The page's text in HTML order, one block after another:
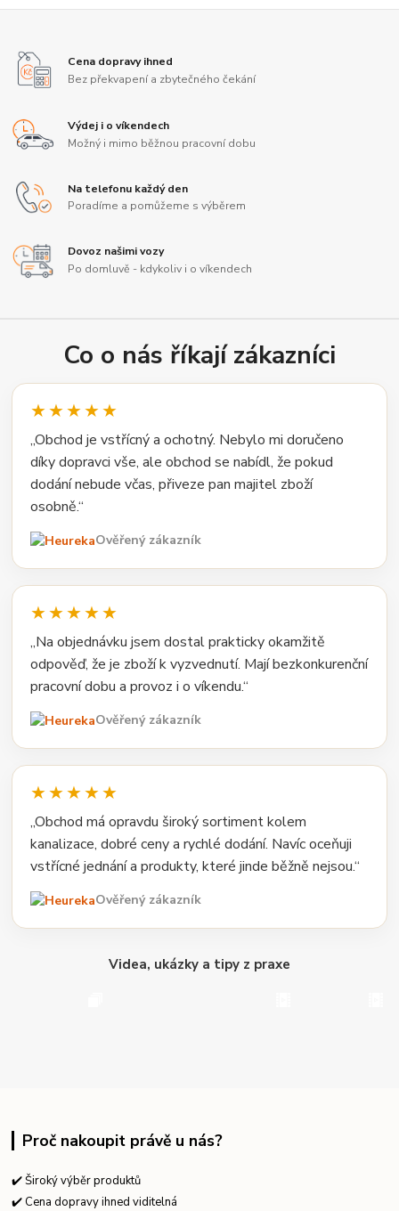
Cena dopravy ihned
Bez překvapení a zbytečného čekání
Výdej i o víkendech
Možný i mimo běžnou pracovní dobu
Na telefonu každý den
Poradíme a pomůžeme s výběrem
Dovoz našimi vozy
Po domluvě - kdykoliv i o víkendech
Co o nás říkají zákazníci
★★★★★
„Obchod je vstřícný a ochotný. Nebylo mi doručeno
díky dopravci vše, ale obchod se nabídl, že pokud
dodání nebude včas, přiveze pan majitel zboží
osobně.“
Ověřený zákazník
★★★★★
„Na objednávku jsem dostal prakticky okamžitě
odpověď, že je zboží k vyzvednutí. Mají bezkonkurenční
pracovní dobu a provoz i o víkendu.“
Ověřený zákazník
★★★★★
„Obchod má opravdu široký sortiment kolem
kanalizace, dobré ceny a rychlé dodání. Navíc oceňuji
vstřícné jednání a produkty, které jinde běžně nejsou.“
Ověřený zákazník
Videa, ukázky a tipy z praxe
Proč nakoupit právě u nás?
✔️ Široký výběr produktů
✔️ Cena dopravy ihned viditelná